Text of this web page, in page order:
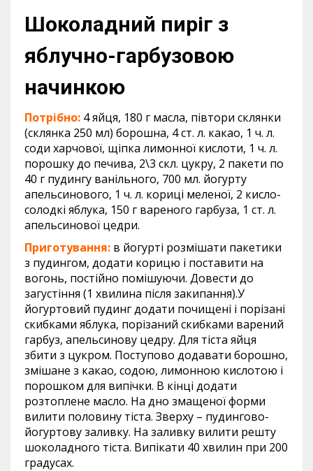
Шоколадний пиріг з
яблучно-гарбузовою
начинкою
Потрібно: 4 яйця, 180 г масла, півтори склянки
(склянка 250 мл) борошна, 4 ст. л. какао, 1 ч. л.
соди харчової, щіпка лимонної кислоти, 1 ч. л.
порошку до печива, 2\3 скл. цукру, 2 пакети по
40 г пудингу ванільного, 700 мл. йогурту
апельсинового, 1 ч. л. кориці меленої, 2 кисло-
солодкі яблука, 150 г вареного гарбуза, 1 ст. л.
апельсинової цедри.
Приготування: в йогурті розмішати пакетики
з пудингом, додати корицю і поставити на
вогонь, постійно помішуючи. Довести до
загустіння (1 хвилина після закипання).У
йогуртовий пудинг додати почищені і порізані
скибками яблука, порізаний скибками варений
гарбуз, апельсинову цедру. Для тіста яйця
збити з цукром. Поступово додавати борошно,
змішане з какао, содою, лимонною кислотою і
порошком для випічки. В кінці додати
розтоплене масло. На дно змащеної форми
вилити половину тіста. Зверху – пудингово-
йогуртову заливку. На заливку вилити решту
шоколадного тіста. Випікати 40 хвилин при 200
градусах.